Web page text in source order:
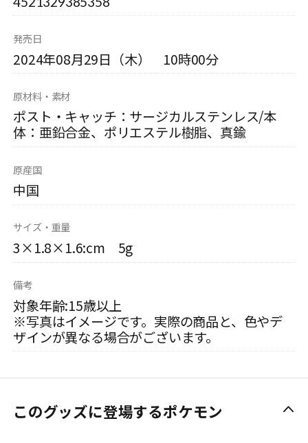
発売日
2024年08月29日（木） 10時00分
原材料・素材
ポスト・キャッチ：サージカルステンレス/本
体：亜鉛合金、ポリエステル樹脂、真鍮
原産国
中国
サイズ・重量
3×1.8×1.6:cm 5g
備考
対象年齢:15歳以上
※写真はイメージです。実際の商品と、色やデ
ザインが異なる場合がございます。
このグッズに登場するポケモン